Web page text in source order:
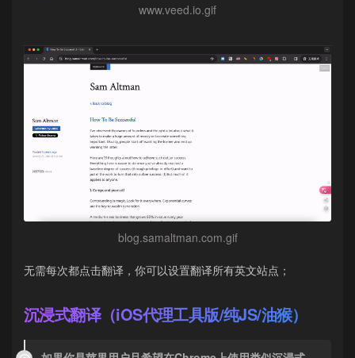
www.veed.io.gif
blog.samaltman.com.gif
无需每次都点击翻译，你可以设置翻译所有英文站点；
沉浸式翻译（iOS代理工具版/纯JS/油猴）